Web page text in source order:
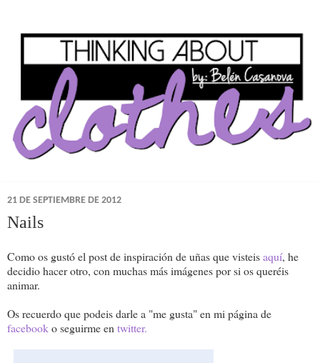
21 DE SEPTIEMBRE DE 2012
Nails
Como os gustó el post de inspiración de uñas que visteisaquí, he
decidio hacer otro, con muchas más imágenes por si os queréis
animar.
Os recuerdo que podeis darle a "me gusta" en mi página de
facebooko seguirme en twitter.